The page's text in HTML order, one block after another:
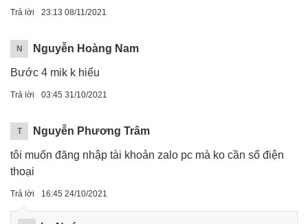
Trả lời 23:13 08/11/2021
N Nguyễn Hoàng Nam
Bước 4 mik k hiểu
Trả lời 03:45 31/10/2021
T Nguyễn Phương Trâm
tôi muốn đăng nhập tài khoản zalo pc mà ko cần số điện
thoại
Trả lời 16:45 24/10/2021